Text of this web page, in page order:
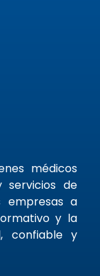
médicos
servicios de
empresas a
y la
confiable y